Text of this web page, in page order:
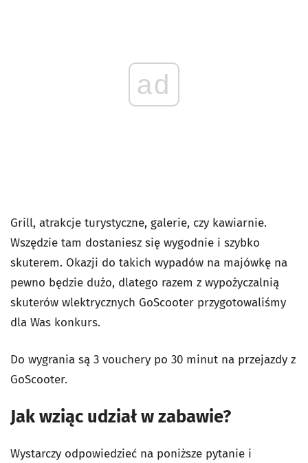
ad
Grill, atrakcje turystyczne, galerie, czy kawiarnie.
Wszędzie tam dostaniesz się wygodnie i szybko
skuterem. Okazji do takich wypadów na majówkę na
pewno będzie dużo, dlatego razem z wypożyczalnią
skuterów wlektrycznych GoScooter przygotowaliśmy
dla Was konkurs.
Do wygrania są 3 vouchery po 30 minut na przejazdy z
GoScooter.
Jak wziąc udział w zabawie?
Wystarczy odpowiedzieć na poniższe pytanie i